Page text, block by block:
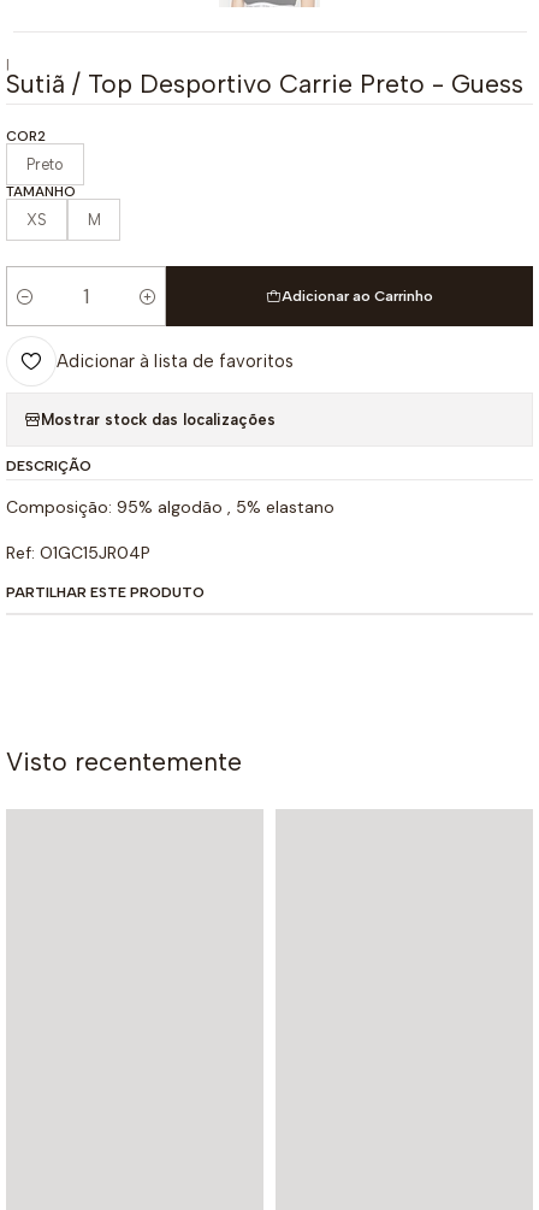
|
Sutiã / Top Desportivo Carrie Preto - Guess
COR2
Preto
TAMANHO
XS M
Quantidade
Adicionar ao Carrinho
Adicionar à lista de favoritos
Mostrar stock das localizações
DESCRIÇÃO
Composição: 95% algodão , 5% elastano
Ref: O1GC15JR04P
PARTILHAR ESTE PRODUTO
Visto recentemente